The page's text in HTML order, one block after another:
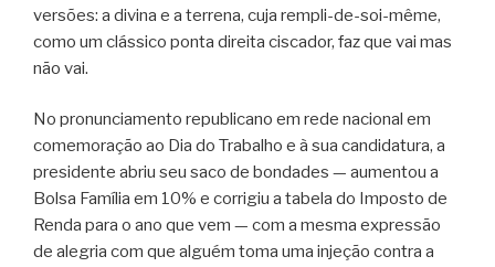
versões: a divina e a terrena, cuja rempli-de-soi-même,
como um clássico ponta direita ciscador, faz que vai mas
não vai.
No pronunciamento republicano em rede nacional em
comemoração ao Dia do Trabalho e à sua candidatura, a
presidente abriu seu saco de bondades — aumentou a
Bolsa Família em 10% e corrigiu a tabela do Imposto de
Renda para o ano que vem — com a mesma expressão
de alegria com que alguém toma uma injeção contra a